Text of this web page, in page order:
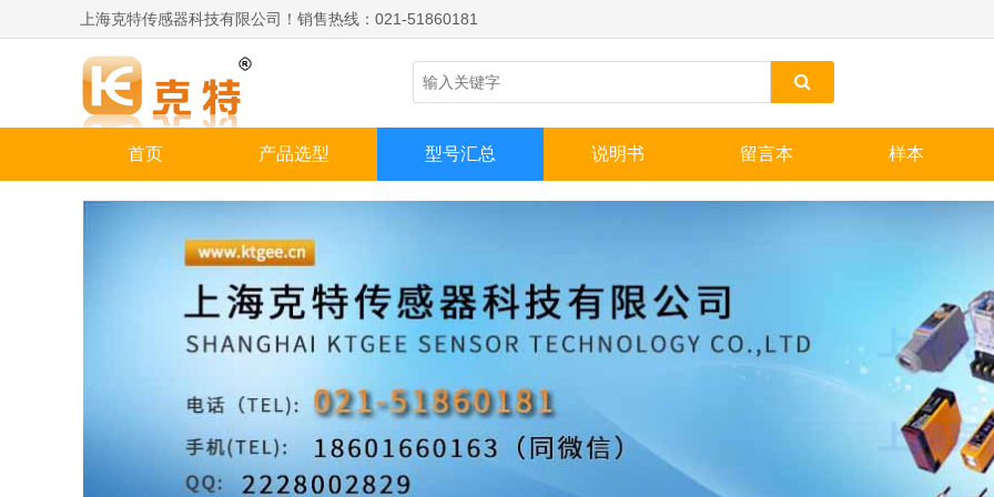
上海克特传感器科技有限公司！销售热线：021-51860181
首页 产品选型 型号汇总 说明书 留言本 样本